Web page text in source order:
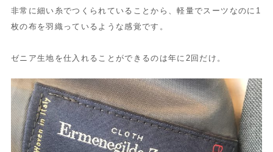
非常に細い糸でつくられていることから、軽量でスーツなのに1
枚の布を羽織っているような感覚です。
ゼニア生地を仕入れることができるのは年に2回だけ。